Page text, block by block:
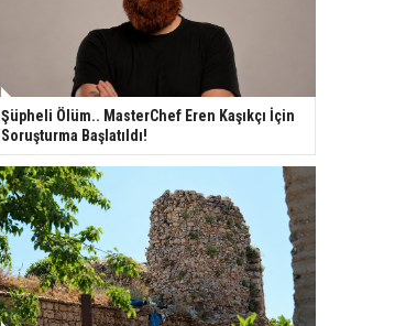
Şüpheli Ölüm.. MasterChef Eren Kaşıkçı İçin
Soruşturma Başlatıldı!